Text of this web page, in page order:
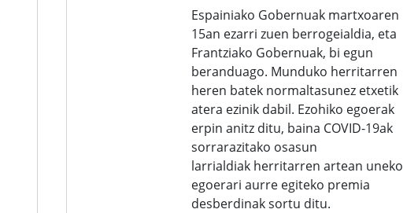
Espainiako Gobernuak martxoaren
15an ezarri zuen berrogeialdia, eta
Frantziako Gobernuak, bi egun
beranduago. Munduko herritarren
heren batek normaltasunez etxetik
atera ezinik dabil. Ezohiko egoerak
erpin anitz ditu, baina COVID-19ak
sorrarazitako osasun
larrialdiak herritarren artean uneko
egoerari aurre egiteko premia
desberdinak sortu ditu.